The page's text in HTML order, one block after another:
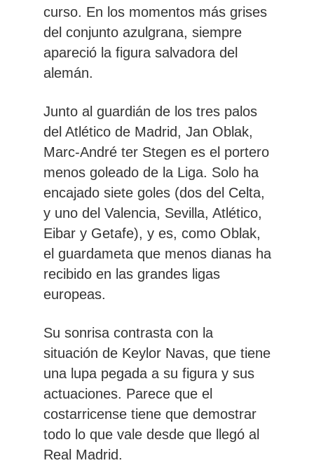
curso. En los momentos más grises
del conjunto azulgrana, siempre
apareció la figura salvadora del
alemán.
Junto al guardián de los tres palos
del Atlético de Madrid, Jan Oblak,
Marc-André ter Stegen es el portero
menos goleado de la Liga. Solo ha
encajado siete goles (dos del Celta,
y uno del Valencia, Sevilla, Atlético,
Eibar y Getafe), y es, como Oblak,
el guardameta que menos dianas ha
recibido en las grandes ligas
europeas.
Su sonrisa contrasta con la
situación de Keylor Navas, que tiene
una lupa pegada a su figura y sus
actuaciones. Parece que el
costarricense tiene que demostrar
todo lo que vale desde que llegó al
Real Madrid.